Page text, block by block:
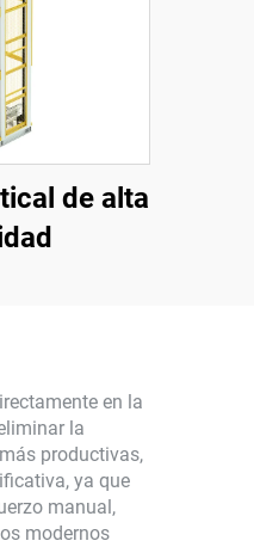
de alta
en la
la
productivas,
ya que
manual,
modernos